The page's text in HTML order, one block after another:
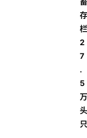
存
栏
2
7
.
5
万
头
只